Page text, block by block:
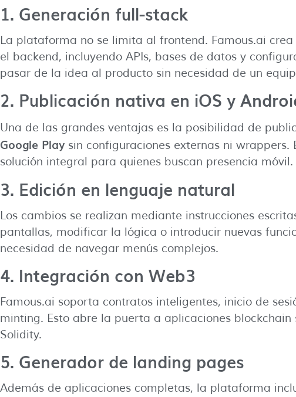
1. Generación full-stack
La plataforma no se limita al frontend. Famous.ai
el backend, incluyendo APIs, bases de datos y
pasar de la idea al producto sin necesidad de un
2. Publicación nativa en iOS y
Una de las grandes ventajas es la posibilidad de
Google Play sin configuraciones externas ni wrappers.
solución integral para quienes buscan presencia móvil.
3. Edición en lenguaje natural
Los cambios se realizan mediante instrucciones
pantallas, modificar la lógica o introducir nuevas
necesidad de navegar menús complejos.
4. Integración con Web3
Famous.ai soporta contratos inteligentes, inicio de
minting. Esto abre la puerta a aplicaciones blockchain
Solidity.
5. Generador de landing pages
Además de aplicaciones completas, la plataforma